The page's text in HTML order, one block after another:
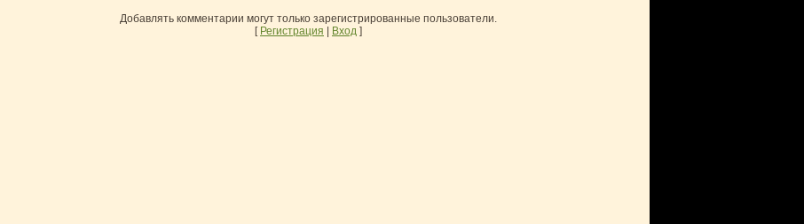
Добавлять комментарии могут только зарегистрированные пользователи.
[ Регистрация Вход ]